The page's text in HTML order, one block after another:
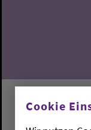
Pfarrerin
Cookie